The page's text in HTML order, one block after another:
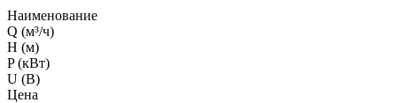
Наименование
Q (м³/ч)
H (м)
P (кВт)
U (В)
Цена